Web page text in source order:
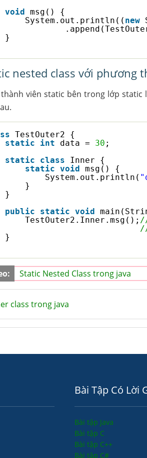
void msg() {
System.out.println(( new
}
nested class với phương
viên static bên trong lớp
TestOuter2 {
static
int data = 30 ;
static
class
Inner {
static void msg() {
System.out.println(
}
}
public
static void
TestOuter2.Inner.msg();
}
Static Nested Class trong java
class trong java
Bài Tập Có Lời
Bài tập Java
Bài tập C
Bài tập C++
Bài tập C#